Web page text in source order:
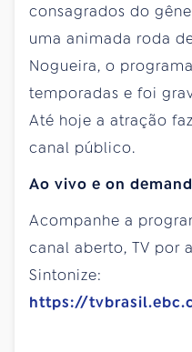
consagrados do
uma animada roda
Nogueira, o
temporadas e foi
Até hoje a atração
canal público.
Ao vivo e on demand
Acompanhe a
canal aberto, TV por
Sintonize:
https://